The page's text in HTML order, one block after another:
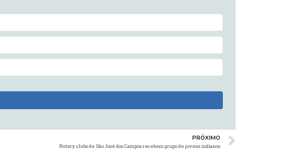
PRÓXIMO
Rotary clubs de São José dos Campos recebem grupo de jovens indianos